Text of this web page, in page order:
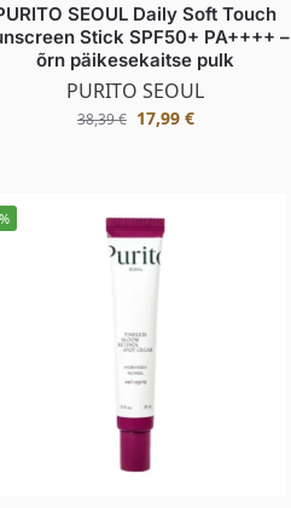
SEOUL Daily Soft Touch
Stick SPF50+ PA++++ –
õrn päikesekaitse pulk
PURITO SEOUL
38,39€ 17,99 €